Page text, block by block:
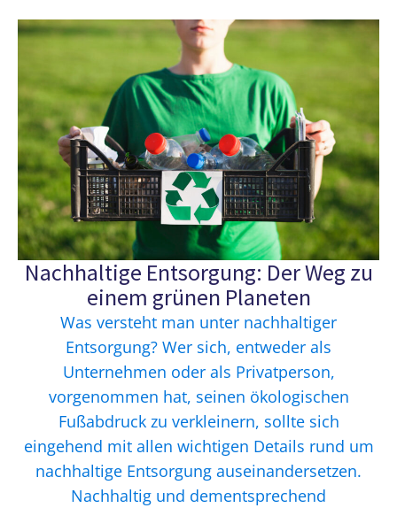
Nachhaltige Entsorgung: Der Weg zu
einem grünen Planeten
Was versteht man unter nachhaltiger
Entsorgung? Wer sich, entweder als
Unternehmen oder als Privatperson,
vorgenommen hat, seinen ökologischen
Fußabdruck zu verkleinern, sollte sich
eingehend mit allen wichtigen Details rund um
nachhaltige Entsorgung auseinandersetzen.
Nachhaltig und dementsprechend